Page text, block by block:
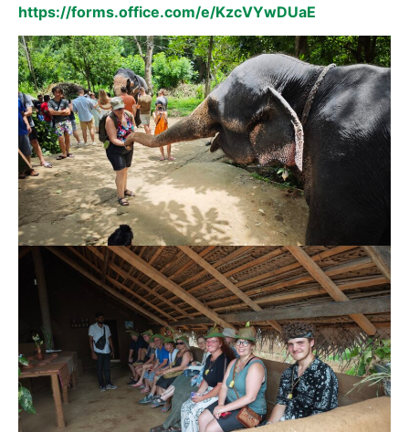
https://forms.office.com/e/KzcVYwDUaE